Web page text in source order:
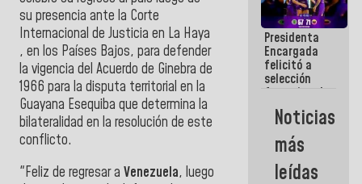
su presencia ante la Corte
Internacional de Justicia en La Haya
, en los Países Bajos, para defender
la vigencia del Acuerdo de Ginebra de
1966 para la disputa territorial en la
Guayana Esequiba que determina la
bilateralidad en la resolución de este
conflicto.
"Feliz de regresar a Venezuela, luego
decisivo en
la gesta
emancipadora
de nuestra
América
Presidenta
Encargada
felicitó a
selección
femenina de
baloncesto
por su
clasificación
a la
AmeriCup
2027
Noticias
más
leídas